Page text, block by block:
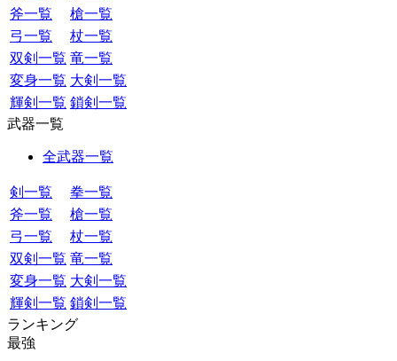
斧一覧
槍一覧
弓一覧
杖一覧
双剣一覧 竜一覧
変身一覧 大剣一覧
輝剣一覧 鎖剣一覧
武器一覧
全武器一覧
剣一覧
拳一覧
斧一覧
槍一覧
弓一覧
杖一覧
双剣一覧 竜一覧
変身一覧 大剣一覧
輝剣一覧 鎖剣一覧
ランキング
最強